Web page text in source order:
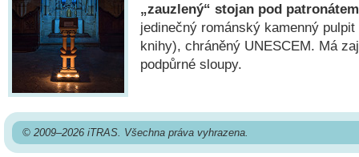
„zauzlený“ stojan pod
jedinečný románský kamenný
knihy), chráněný UNESCEM. Má
podpůrné sloupy.
© 2009–2026 iTRAS. Všechna práva vyhrazena.